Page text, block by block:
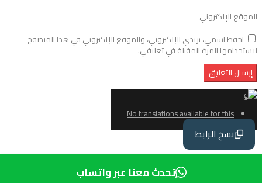
نسخ الرابط
تحدث معنا عبر واتساب
الموقع الإلكتروني
احفظ اسمي، بريدي الإلكتروني، والموقع الإلكتروني في هذا المتصفح
لاستخدامها المرة المقبلة في تعليقي.
No translations available for this